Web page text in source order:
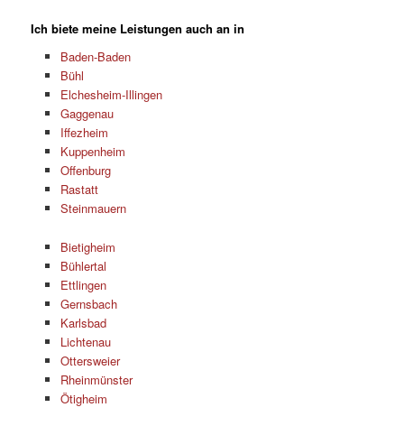
Ich biete meine Leistungen auch an in
Baden-Baden
Bühl
Elchesheim-Illingen
Gaggenau
Iffezheim
Kuppenheim
Offenburg
Rastatt
Steinmauern
Bietigheim
Bühlertal
Ettlingen
Gernsbach
Karlsbad
Lichtenau
Ottersweier
Rheinmünster
Ötigheim